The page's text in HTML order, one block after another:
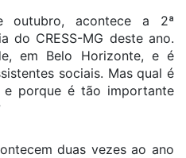
acontece a 2ª
do CRESS-MG deste ano.
em Belo Horizonte, e é
sociais. Mas qual é
porque é tão importante
duas vezes ao ano